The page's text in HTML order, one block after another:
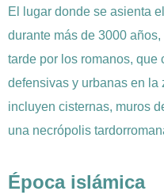
El lugar donde se asienta
durante más de 3000
tarde por los romanos, que
defensivas y urbanas en la
incluyen cisternas, muros
una necrópolis
Época islámica